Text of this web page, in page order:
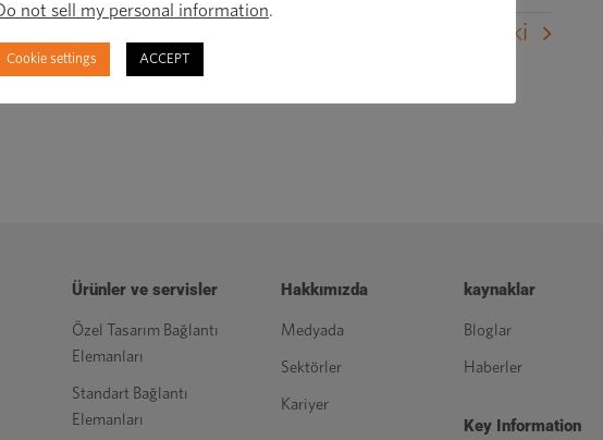
Sonraki
Ürünler ve servisler
Özel Tasarım Bağlantı
Elemanları
Standart Bağlantı
Elemanları
Hakkımızda
Medyada
Sektörler
Kariyer
kaynaklar
Bloglar
Haberler
Key Information
not sell my personal information.
Cookie settings ACCEPT